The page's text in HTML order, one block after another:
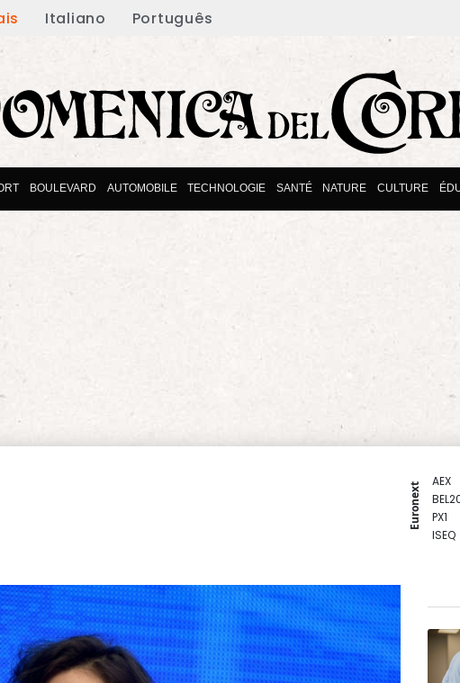
Italiano Português
BOULEVARD AUTOMOBILE TECHNOLOGIE SANTÉ NATURE CULTURE
Euronext
AEX
PX1
ISEQ